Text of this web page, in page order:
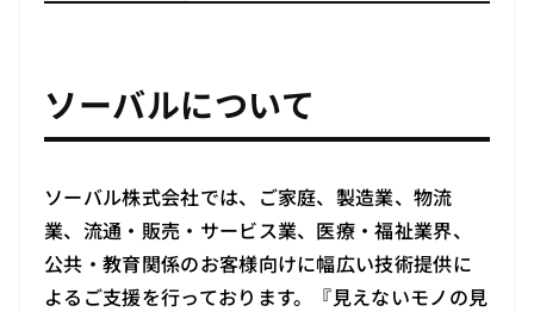
ソーバルについて
ソーバル株式会社では、ご家庭、製造業、物流
業、流通・販売・サービス業、医療・福祉業界、
公共・教育関係のお客様向けに幅広い技術提供に
よるご支援を行っております。『見えないモノの見